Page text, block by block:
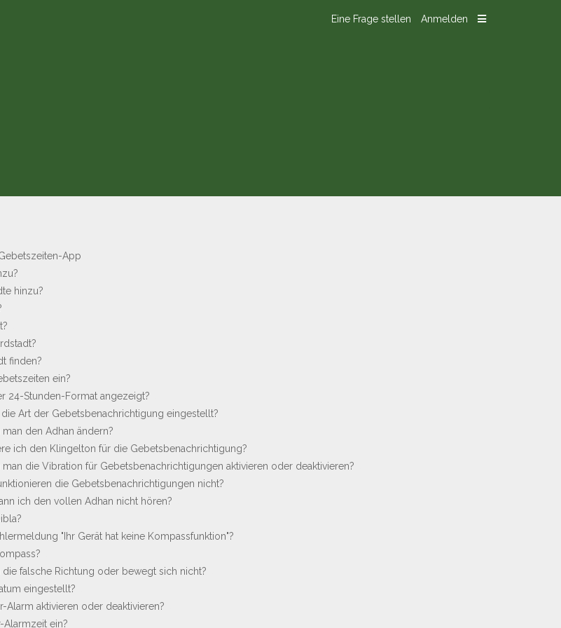
Eine Frage stellen Anmelden
App
hinzu?
finden?
ein?
24-Stunden-Format angezeigt?
Art der Gebetsbenachrichtigung eingestellt?
den Adhan ändern?
ich den Klingelton für die Gebetsbenachrichtigung?
die Vibration für Gebetsbenachrichtigungen aktivieren oder deaktivieren?
die Gebetsbenachrichtigungen nicht?
ich den vollen Adhan nicht hören?
"Ihr Gerät hat keine Kompassfunktion"?
falsche Richtung oder bewegt sich nicht?
eingestellt?
Alarm aktivieren oder deaktivieren?
Alarmzeit ein?